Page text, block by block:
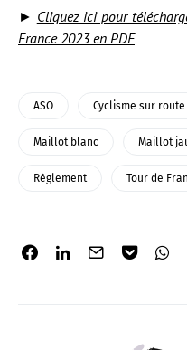
► Cliquez ici pour
France 2023 en PDF
ASO Cyclisme sur route
Maillot blanc Maillot
Règlement Tour de